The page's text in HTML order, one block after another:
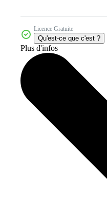
Licence Gratuite
Qu'est-ce que c'est ?
Plus d'infos